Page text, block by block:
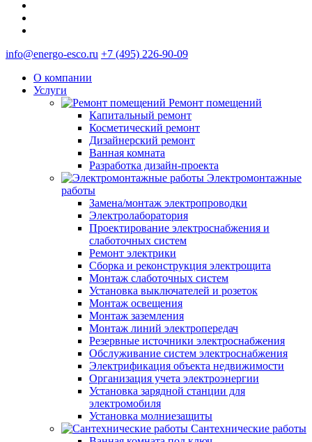
info@energo-esco.ru +7 (495) 226-90-09
О компании
Услуги
Ремонт помещений
Капитальный ремонт
Косметический ремонт
Дизайнерский ремонт
Ванная комната
Разработка дизайн-проекта
Электромонтажные
работы
Замена/монтаж электропроводки
Электролаборатория
Проектирование электроснабжения и
слаботочных систем
Ремонт электрики
Сборка и реконструкция электрощита
Монтаж слаботочных систем
Установка выключателей и розеток
Монтаж освещения
Монтаж заземления
Монтаж линий электропередач
Резервные источники электроснабжения
Обслуживание систем электроснабжения
Электрификация объекта недвижимости
Организация учета электроэнергии
Установка зарядной станции для
электромобиля
Установка молниезащиты
Сантехнические работы